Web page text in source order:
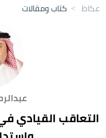
عكاظ > كتاب ومقالات
التعاقب القيادي